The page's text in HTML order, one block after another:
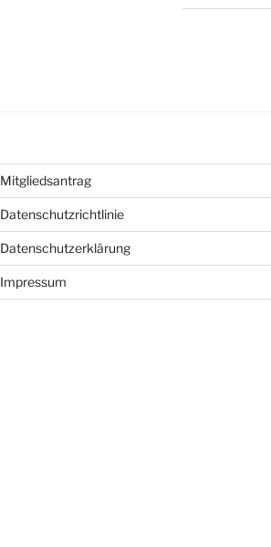
Mitgliedsantrag
Datenschutzrichtlinie
Datenschutzerklärung
Impressum